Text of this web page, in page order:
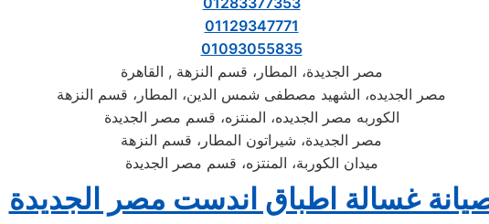
01129347771
01093055835
مصر الجديدة، المطار، قسم النزهة , القاهرة
مصر الجديده، الشهيد مصطفى شمس الدين، المطار، قسم النزهة
الكوربه مصر الجديده، المنتزه، قسم مصر الجديدة
مصر الجديدة، شيراتون المطار، قسم النزهة
ميدان الكوربة، المنتزه، قسم مصر الجديدة
غسالة اطباق اندست مصر الجديدة